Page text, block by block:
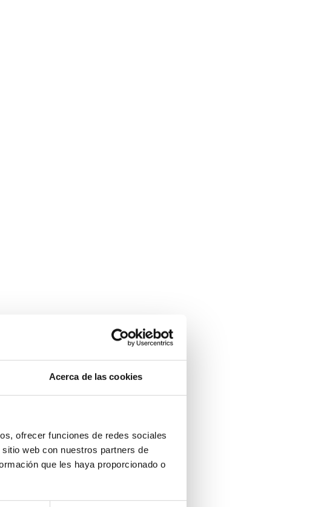
Acerca de las cookies
ofrecer funciones de redes sociales
web con nuestros partners de
que les haya proporcionado o